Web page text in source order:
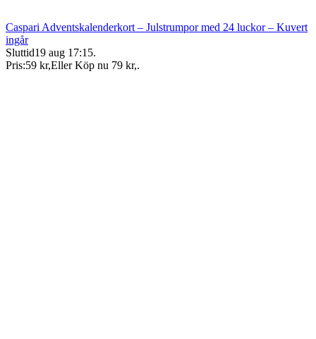
Caspari Adventskalenderkort – Julstrumpor med 24 luckor – Kuvert
ingår
Sluttid19 aug 17:15.
Pris:59 kr,Eller Köp nu 79 kr,.